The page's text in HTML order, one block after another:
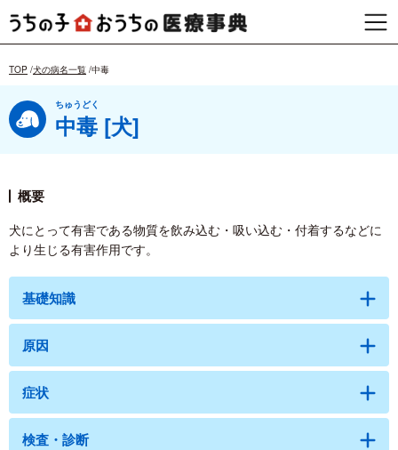
TOP 犬の病名一覧 中毒
ちゅうどく
中毒 [犬]
概要
犬にとって有害である物質を飲み込む・吸い込む・付着するなどに
より生じる有害作用です。
基礎知識
原因
症状
検査・診断